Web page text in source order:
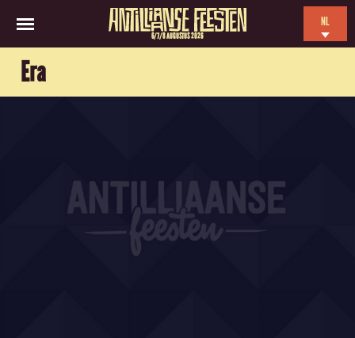
6/7/8 AUGUSTUS 2026
NL
Era